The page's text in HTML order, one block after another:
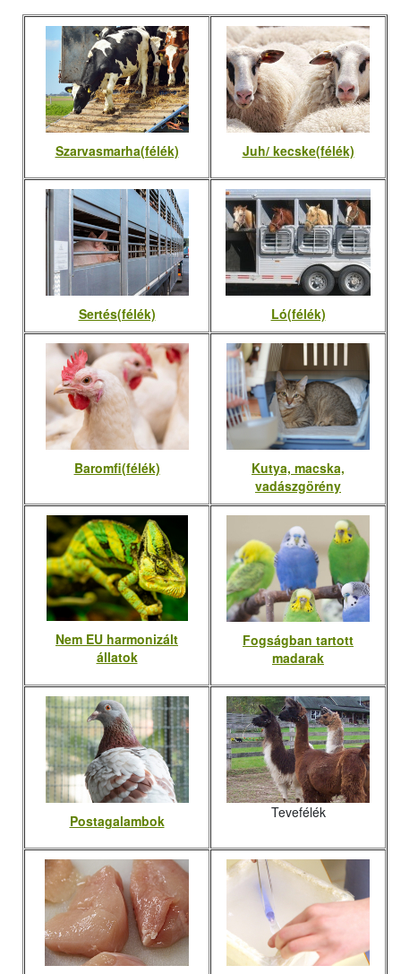
Szarvasmarha(félék) Juh/ kecske(félék)
Sertés(félék) Ló(félék)
Baromfi(félék)
Kutya, macska,
vadászgörény
Nem EU harmonizált
állatok
Fogságban tartott
madarak
Postagalambok Tevefélék